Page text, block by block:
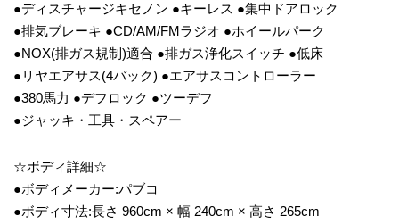
●ディスチャージキセノン ●キーレス ●集中ドアロック
●排気ブレーキ ●CD/AM/FMラジオ ●ホイールパーク
●NOX(排ガス規制)適合 ●排ガス浄化スイッチ ●低床
●リヤエアサス(4バック) ●エアサスコントローラー
●380馬力 ●デフロック ●ツーデフ
●ジャッキ・工具・スペアー
☆ボディ詳細☆
●ボディメーカー:パブコ
●ボディ寸法:長さ 960cm × 幅 240cm × 高さ 265cm